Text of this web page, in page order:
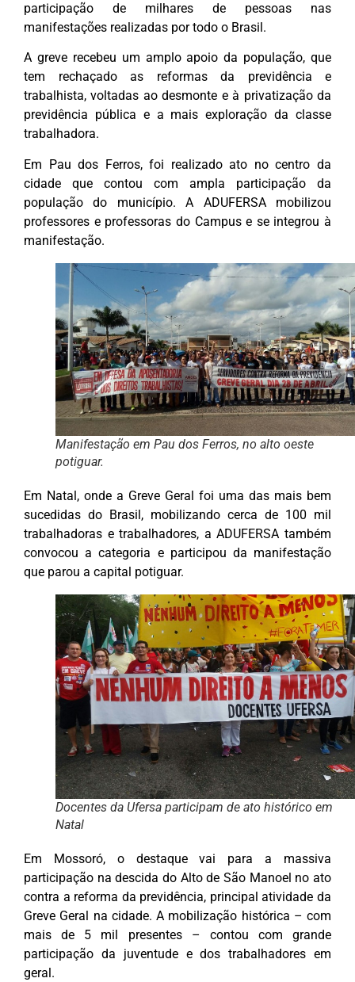
participação de milhares de pessoas nas
manifestações realizadas por todo o Brasil.
A greve recebeu um amplo apoio da população, que
tem rechaçado as reformas da previdência e
trabalhista, voltadas ao desmonte e à privatização da
previdência pública e a mais exploração da classe
trabalhadora.
Em Pau dos Ferros, foi realizado ato no centro da
cidade que contou com ampla participação da
população do município. A ADUFERSA mobilizou
professores e professoras do Campus e se integrou à
manifestação.
Manifestação em Pau dos Ferros, no alto oeste
potiguar.
Em Natal, onde a Greve Geral foi uma das mais bem
sucedidas do Brasil, mobilizando cerca de 100 mil
trabalhadoras e trabalhadores, a ADUFERSA também
convocou a categoria e participou da manifestação
que parou a capital potiguar.
Docentes da Ufersa participam de ato histórico em
Natal
Em Mossoró, o destaque vai para a massiva
participação na descida do Alto de São Manoel no ato
contra a reforma da previdência, principal atividade da
Greve Geral na cidade. A mobilização histórica – com
mais de 5 mil presentes – contou com grande
participação da juventude e dos trabalhadores em
geral.